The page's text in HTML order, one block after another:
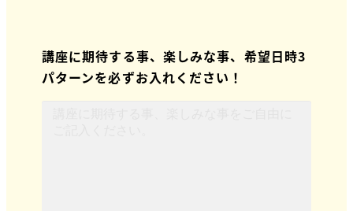
講座に期待する事、楽しみな事、希望日時3
パターンを必ずお入れください！